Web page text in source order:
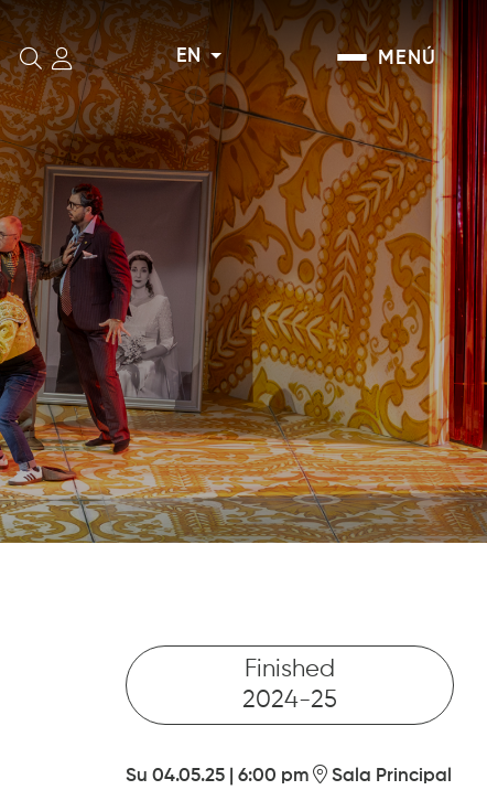
MENÚ
EN
Search
Finished
2024-25
Su 04.05.25| 6:00 pm
Sala Principal